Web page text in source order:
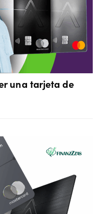
una tarjeta de